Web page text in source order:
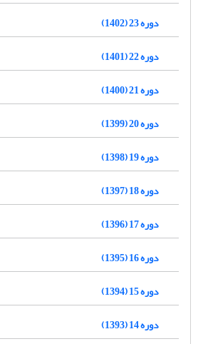
دوره 23 (1402)
دوره 22 (1401)
دوره 21 (1400)
دوره 20 (1399)
دوره 19 (1398)
دوره 18 (1397)
دوره 17 (1396)
دوره 16 (1395)
دوره 15 (1394)
دوره 14 (1393)